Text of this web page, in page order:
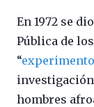
En 1972 se
Pública de
“
hombres